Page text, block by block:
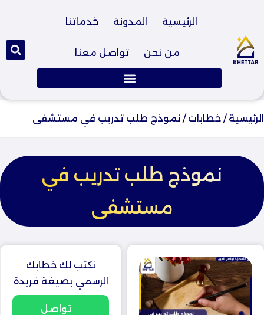
الرئيسية المدونة خدماتنا
من نحن تواصل معنا
الرئيسية / خطابات / نموذج طلب تدريب في مستشفى
نموذج طلب تدريب في
مستشفى
نكتب لك خطابك
الرسمي بصيغة فريدة
تواصل